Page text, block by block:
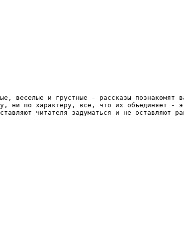
веселые и грустные - рассказы познакомят
ни по характеру, все, что их объединяет -
читателя задуматься и не оставляют